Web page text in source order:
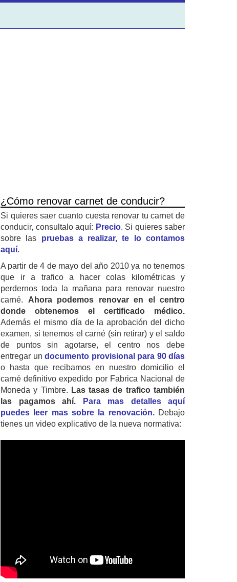
¿Cómo renovar carnet de conducir?
Si quieres saer cuanto cuesta renovar tu carnet de
conducir, consultalo aquí: Precio. Si quieres saber
sobre las pruebas a realizar, te lo contamos
aquí.
A partir de 4 de mayo del año 2010 ya no tenemos
que ir a trafico a hacer colas kilométricas y
perdernos toda la mañana para renovar nuestro
carné. Ahora podemos renovar en el centro
donde obtenemos el certificado médico.
Además el mismo día de la aprobación del dicho
examen, si tenemos el carné (sin retirar) y el saldo
de puntos sin agotarse, el centro nos debe
entregar un documento provisional para 90 días
o hasta que recibamos en nuestro domicilio el
carné definitivo expedido por Fabrica Nacional de
Moneda y Timbre. Las tasas de trafico también
las pagamos ahí.
Para mas detalles aquí
puedes leer mas sobre la renovación.Debajo
tienes un video explicativo de la nueva normativa: